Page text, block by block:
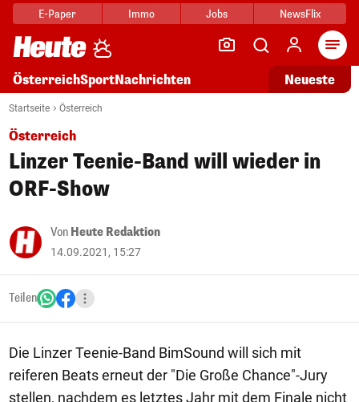
E-Paper Immo Jobs NewsFlix
ÖsterreichSportNachrichten Neueste
Startseite Österreich
Österreich
Linzer Teenie-Band will wieder in
ORF-Show
Von Heute Redaktion
14.09.2021, 15:27
Teilen
Die Linzer Teenie-Band BimSound will sich mit
reiferen Beats erneut der "Die Große Chance"-Jury
stellen, nachdem es letztes Jahr mit dem Finale nicht